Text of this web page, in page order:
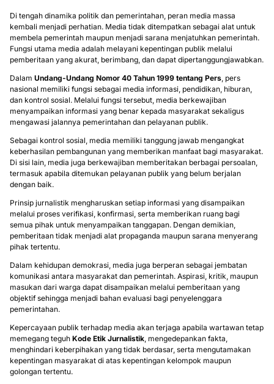
Di tengah dinamika politik dan pemerintahan, peran media massa
kembali menjadi perhatian. Media tidak ditempatkan sebagai alat untuk
membela pemerintah maupun menjadi sarana menjatuhkan pemerintah.
Fungsi utama media adalah melayani kepentingan publik melalui
pemberitaan yang akurat, berimbang, dan dapat dipertanggungjawabkan.
Dalam Undang-Undang Nomor 40 Tahun 1999 tentang Pers , pers
nasional memiliki fungsi sebagai media informasi, pendidikan, hiburan,
dan kontrol sosial. Melalui fungsi tersebut, media berkewajiban
menyampaikan informasi yang benar kepada masyarakat sekaligus
mengawasi jalannya pemerintahan dan pelayanan publik.
Sebagai kontrol sosial, media memiliki tanggung jawab mengangkat
keberhasilan pembangunan yang memberikan manfaat bagi masyarakat.
Di sisi lain, media juga berkewajiban memberitakan berbagai persoalan,
termasuk apabila ditemukan pelayanan publik yang belum berjalan
dengan baik.
Prinsip jurnalistik mengharuskan setiap informasi yang disampaikan
melalui proses verifikasi, konfirmasi, serta memberikan ruang bagi
semua pihak untuk menyampaikan tanggapan. Dengan demikian,
pemberitaan tidak menjadi alat propaganda maupun sarana menyerang
pihak tertentu.
Dalam kehidupan demokrasi, media juga berperan sebagai jembatan
komunikasi antara masyarakat dan pemerintah. Aspirasi, kritik, maupun
masukan dari warga dapat disampaikan melalui pemberitaan yang
objektif sehingga menjadi bahan evaluasi bagi penyelenggara
pemerintahan.
Kepercayaan publik terhadap media akan terjaga apabila wartawan tetap
memegang teguh Kode Etik Jurnalistik , mengedepankan fakta,
menghindari keberpihakan yang tidak berdasar, serta mengutamakan
kepentingan masyarakat di atas kepentingan kelompok maupun
golongan tertentu.